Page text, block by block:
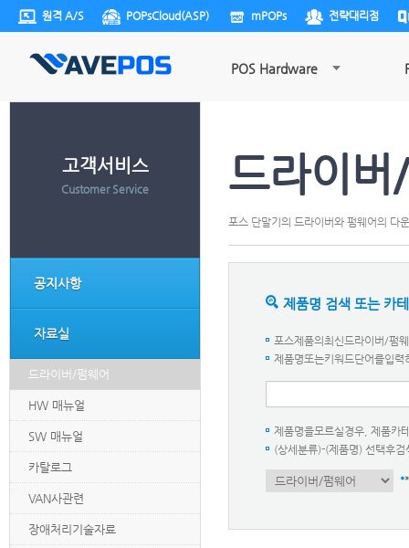
원격 A/S POPsCloud(ASP) mPOPs 전략대리점
POS Hardware
고객서비스
Customer Service
공지사항
자료실
드라이버/펌웨어
HW 매뉴얼
SW 매뉴얼
카탈로그
VAN사관련
장애처리기술자료
드라이버
포스 단말기의 드라이버와 펌웨어의 다
제품명 검색 또는 카
포스제품의최신드라이버/펌
제품명또는키워드단어를입
제품명을모르실경우, 제품카
(상세분류)-(제품명) 선택후